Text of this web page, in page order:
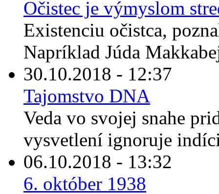
Očistec je výmyslom
Existenciu očistca,
Napríklad Júda
30.10.2018 - 12:37
Tajomstvo DNA
Veda vo svojej snahe
vysvetlení ignoruje
06.10.2018 - 13:32
6. október 1938